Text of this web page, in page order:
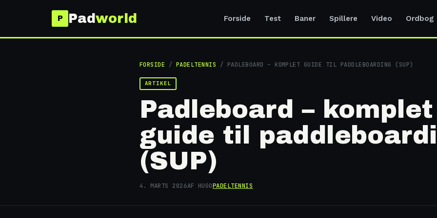
Pad world Forside Test Baner Spillere Video Ordbog
FORSIDE / PADELTENNIS / PADLEBOARD – KOMPLET GUIDE TIL PADDLEBOARDING (SUP)
ARTIKEL
Padleboard – komplet
guide til
(SUP)
4. MARTS 2026AF HUGOPADELTENNIS